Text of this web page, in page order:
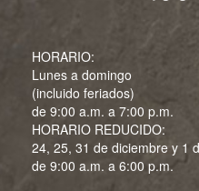
HORARIO:
Lunes a domingo
(incluido feriados)
de 9:00 a.m. a 7:00 p.m.
HORARIO REDUCIDO:
24, 25, 31 de diciembre y 1
de 9:00 a.m. a 6:00 p.m.